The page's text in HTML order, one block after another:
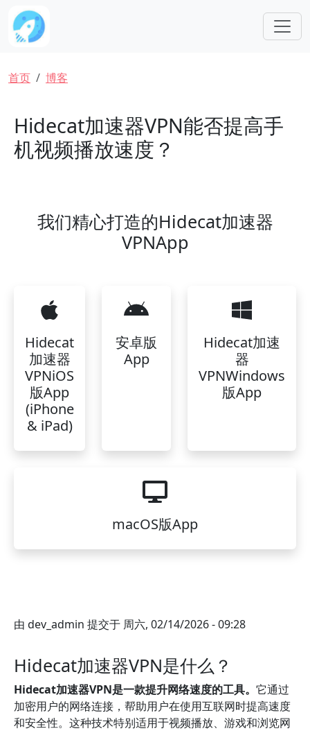
跳转到主要内容
面包屑
首页 博客
Hidecat加速器VPN能否提高手
机视频播放速度？
我们精心打造的Hidecat加速器
VPNApp
Hidecat
加速器
VPNiOS
版App
(iPhone
& iPad)
安卓版
App
Hidecat加速
器
VPNWindows
版App
macOS版App
由 dev_admin 提交于 周六, 02/14/2026 - 09:28
Hidecat加速器VPN是什么？
Hidecat加速器VPN是一款提升网络速度的工具。 它通过
加密用户的网络连接，帮助用户在使用互联网时提高速度
和安全性。这种技术特别适用于视频播放、游戏和浏览网